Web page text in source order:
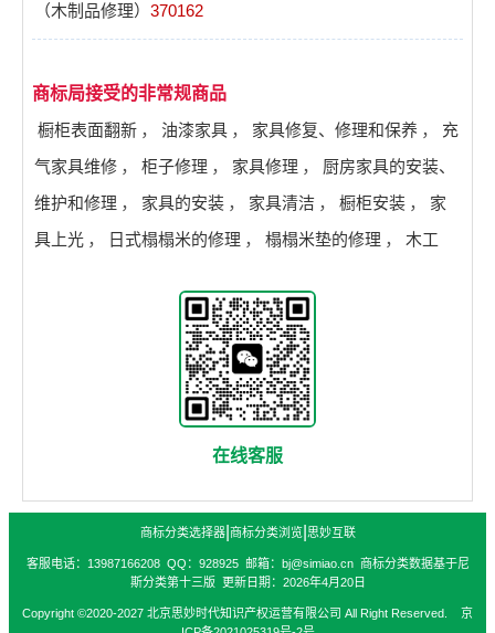
（木制品修理） 370162
商标局接受的非常规商品
橱柜表面翻新 ， 油漆家具 ， 家具修复、修理和保养 ，
充
气家具维修 ， 柜子修理 ， 家具修理 ，
厨房家具的安装、
维护和修理 ， 家具的安装 ， 家具清洁 ， 橱柜安装 ，
家
具上光 ， 日式榻榻米的修理 ， 榻榻米垫的修理 ， 木工
在线客服
商标分类选择器| 商标分类浏览| 思妙互联
客服电话：13987166208 QQ：928925 邮箱：bj@simiao.cn 商标分类数据基于尼
斯分类第十三版 更新日期：2026年4月20日
Copyright ©2020-2027 北京思妙时代知识产权运营有限公司 All Right Reserved. 京